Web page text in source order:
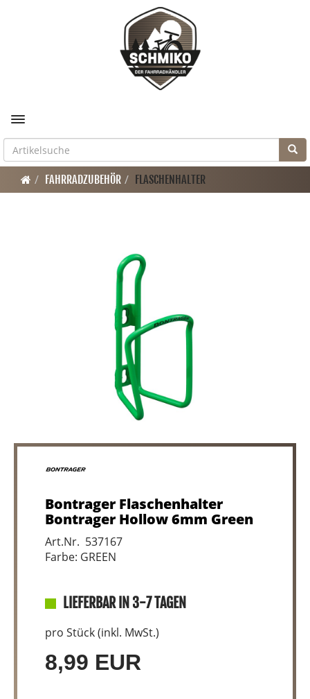
Toggle navigation
FAHRRADZUBEHÖR FLASCHENHALTER
Bontrager Flaschenhalter
Bontrager Hollow 6mm Green
Art.Nr. 537167
Farbe: GREEN
LIEFERBAR IN 3-7 TAGEN
pro Stück (inkl. MwSt.)
8,99 EUR